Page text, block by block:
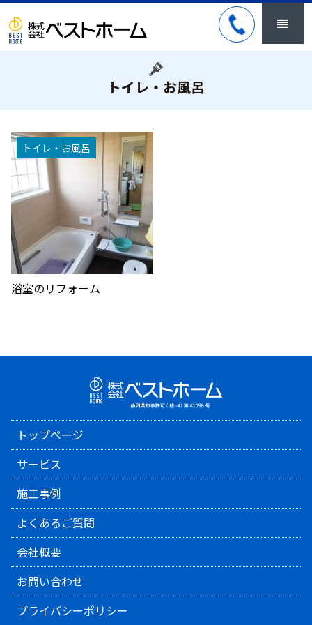
トイレ・お風呂
トイレ・お風呂
浴室のリフォーム
トップページ
サービス
施工事例
よくあるご質問
会社概要
お問い合わせ
プライバシーポリシー